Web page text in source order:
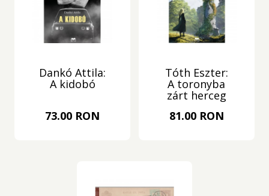
Dankó Attila:
A kidobó
73.00 RON
Tóth Eszter:
A toronyba
zárt herceg
81.00 RON